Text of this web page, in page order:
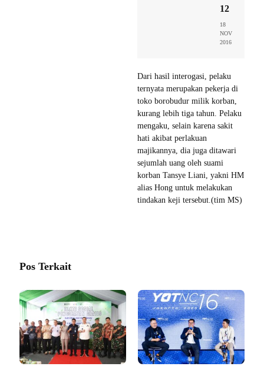
12
18
NOV
2016
Dari hasil interogasi, pelaku
ternyata merupakan pekerja di
toko borobudur milik korban,
kurang lebih tiga tahun. Pelaku
mengaku, selain karena sakit
hati akibat perlakuan
majikannya, dia juga ditawari
sejumlah uang oleh suami
korban Tansye Liani, yakni HM
alias Hong untuk melakukan
tindakan keji tersebut.(tim MS)
Pos Terkait